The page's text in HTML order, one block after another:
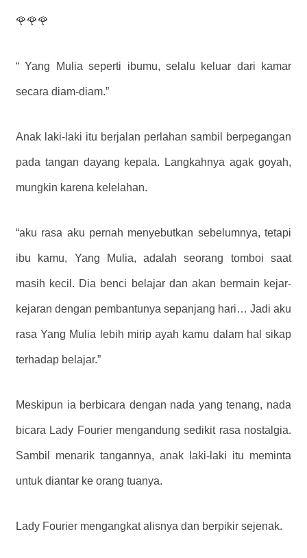
🌹🌹🌹
“ Yang Mulia seperti ibumu, selalu keluar dari kamar
secara diam-diam.”
Anak laki-laki itu berjalan perlahan sambil berpegangan
pada tangan dayang kepala. Langkahnya agak goyah,
mungkin karena kelelahan.
“aku rasa aku pernah menyebutkan sebelumnya, tetapi
ibu kamu, Yang Mulia, adalah seorang tomboi saat
masih kecil. Dia benci belajar dan akan bermain kejar-
kejaran dengan pembantunya sepanjang hari… Jadi aku
rasa Yang Mulia lebih mirip ayah kamu dalam hal sikap
terhadap belajar.”
Meskipun ia berbicara dengan nada yang tenang, nada
bicara Lady Fourier mengandung sedikit rasa nostalgia.
Sambil menarik tangannya, anak laki-laki itu meminta
untuk diantar ke orang tuanya.
Lady Fourier mengangkat alisnya dan berpikir sejenak.